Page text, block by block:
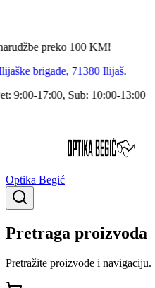
preko 100KM!
brigade, 71380 Ilijaš.
17:00, Sub: 10:00-13:00
Optika Begić
Pretraga proizvoda
Pretražite proizvode i navigaciju.